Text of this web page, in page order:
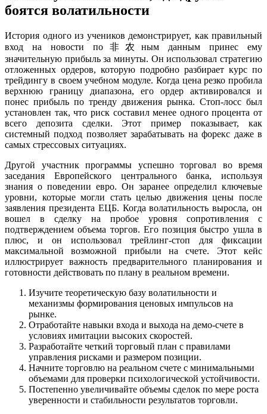
боятся волатильности
История одного из учеников демонстрирует, как правильный
вход на новости по非农ным данным принес ему
значительную прибыль за минуты. Он использовал стратегию
отложенных ордеров, которую подробно разбирает курс по
трейдингу в своем учебном модуле. Когда цена резко пробила
верхнюю границу диапазона, его ордер активировался и
понес прибыль по тренду движения рынка. Стоп-лосс был
установлен так, что риск составил менее одного процента от
всего депозита сделки. Этот пример показывает, как
системный подход позволяет зарабатывать на форекс даже в
самых стрессовых ситуациях.
Другой участник программы успешно торговал во время
заседания Европейского центрального банка, используя
знания о поведении евро. Он заранее определил ключевые
уровни, которые могли стать целью движения цены после
заявления президента ЕЦБ. Когда волатильность выросла, он
вошел в сделку на пробое уровня сопротивления с
подтверждением объема торгов. Его позиция быстро ушла в
плюс, и он использовал трейлинг-стоп для фиксации
максимальной возможной прибыли на счете. Этот кейс
иллюстрирует важность предварительного планирования и
готовности действовать по плану в реальном времени.
Изучите теоретическую базу волатильности и
механизмы формирования ценовых импульсов на
рынке.
Отработайте навыки входа и выхода на демо-счете в
условиях имитации высоких скоростей.
Разработайте четкий торговый план с правилами
управления рисками и размером позиции.
Начните торговлю на реальном счете с минимальными
объемами для проверки психологической устойчивости.
Постепенно увеличивайте объемы сделок по мере роста
уверенности и стабильности результатов торговли.